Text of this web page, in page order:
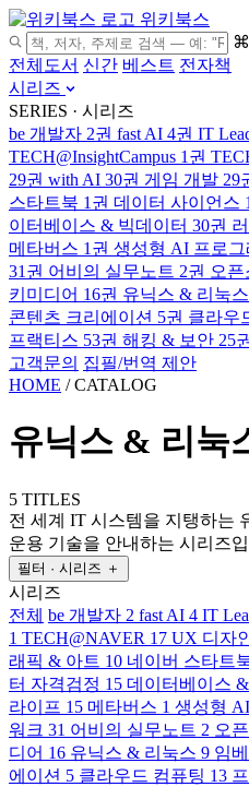
위키북스
전체도서 신간 베스트 전자책
시리즈
SERIES · 시리즈
be 개발자 2권 fast AI 4권 IT
TECH@InsightCampus 1권
29권 with AI 30권 게임 개발 29
스타트북 1권 데이터 사이언스
이터베이스 & 빅데이터 30권
메타버스 1권 생성형 AI 프로그
31권 어비의 실무노트 2권 오
키미디어 16권 유닉스 & 리눅스
콘텐츠 크리에이션 5권 클라우
프랙티스 53권 해킹 & 보안 25권
고객문의 집필/번역 제안
HOME / CATALOG
유닉스 & 리눅
5 TITLES
전 세계 IT 시스템을 지탱하는
운용 기술을 안내하는 시리즈
필터 · 시리즈 ＋
시리즈
전체 be 개발자 2 fast AI 4 IT
1 TECH@NAVER 17 UX 디자
래픽 & 아트 10 네이버 스타트
터 자격검정 15 데이터베이스
라이프 15 메타버스 1 생성형
워크 31 어비의 실무노트 2 오
디어 16 유닉스 & 리눅스 9 임
에이션 5 클라우드 컴퓨팅 13